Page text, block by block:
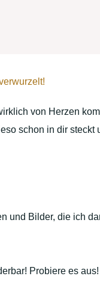
von Herzen
schon in dir
und Bilder, die ich
Probiere es aus!